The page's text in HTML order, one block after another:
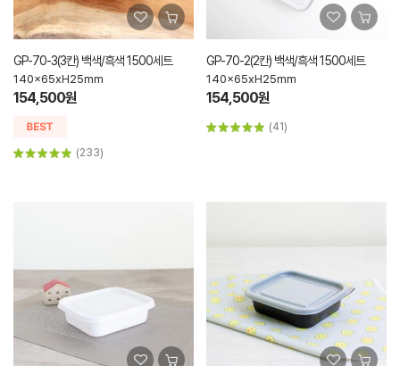
GP-70-3(3칸) 백색/흑색 1500세트
140x65xH25mm
154,500원
(233)
GP-70-2(2칸) 백색/흑색 1500세트
140x65xH25mm
154,500원
(41)